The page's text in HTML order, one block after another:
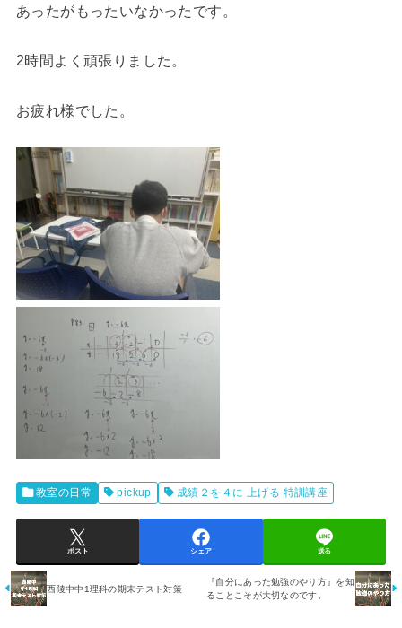
あったがもったいなかったです。
2時間よく頑張りました。
お疲れ様でした。
教室の日常 pickup 成績２を４に 上げる 特訓講座
ポスト シェア 送る
西陵中中1理科の期末テスト対策
『自分にあった勉強のやり方』を知
ることこそが大切なのです。